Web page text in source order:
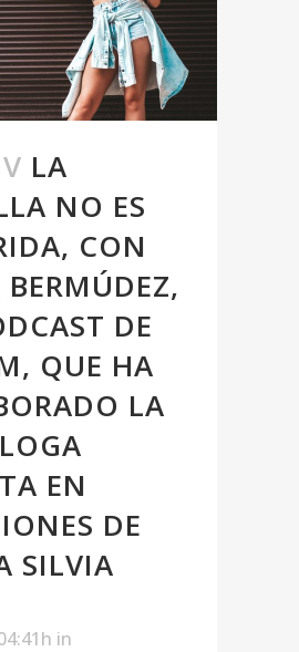
LA
NO ES
CON
BERMÚDEZ,
DE
QUE HA
LA
EN
DE
SILVIA
in